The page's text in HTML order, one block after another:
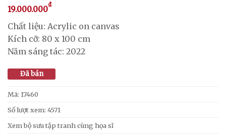
19.000.000₫
Chất liệu: Acrylic on canvas
Kích cỡ: 80 x 100 cm
Năm sáng tác: 2022
Đã bán
Mã: 17460
Số lượt xem: 4571
Xem bộ sưu tập tranh cùng họa sĩ